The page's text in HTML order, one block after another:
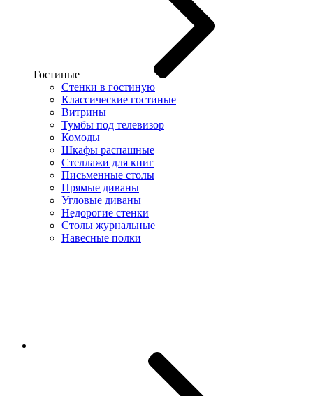
Гостиные
Стенки в гостиную
Классические гостиные
Витрины
Тумбы под телевизор
Комоды
Шкафы распашные
Стеллажи для книг
Письменные столы
Прямые диваны
Угловые диваны
Недорогие стенки
Столы журнальные
Навесные полки